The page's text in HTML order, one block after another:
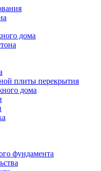
дома
плиты перекрытия
дома
фундамента